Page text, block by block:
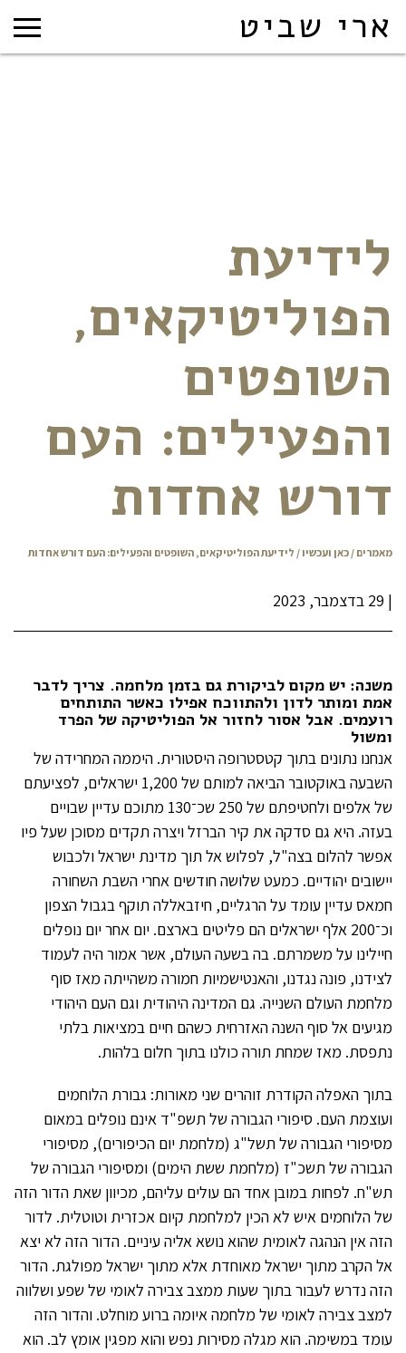
ארי שביט
לידיעת
הפוליטיקאים,
השופטים
והפעילים: העם
דורש אחדות
מאמרים / כאן ועכשיו / לידיעת הפוליטיקאים, השופטים והפעילים: העם דורש אחדות
| 29 בדצמבר, 2023
משנה: יש מקום לביקורת גם בזמן מלחמה. צריך לדבר
אמת ומותר לדון ולהתווכח אפילו כאשר התותחים
רועמים. אבל אסור לחזור אל הפוליטיקה של הפרד
ומשול
אנחנו נתונים בתוך קטסטרופה היסטורית. היממה המחרידה של
השבעה באוקטובר הביאה למותם של 1,200 ישראלים, לפציעתם
של אלפים ולחטיפתם של 250 שכ־130 מתוכם עדיין שבויים
בעזה. היא גם סדקה את קיר הברזל ויצרה תקדים מסוכן שעל פיו
אפשר להלום בצה"ל, לפלוש אל תוך מדינת ישראל ולכבוש
יישובים יהודיים. כמעט שלושה חודשים אחרי השבת השחורה
חמאס עדיין עומד על הרגליים, חיזבאללה תוקף בגבול הצפון
וכ־200 אלף ישראלים הם פליטים בארצם. יום אחר יום נופלים
חיילינו על משמרתם. בה בשעה העולם, אשר אמור היה לעמוד
לצידנו, פונה נגדנו, והאנטישמיות חמורה משהייתה מאז סוף
מלחמת העולם השנייה. גם המדינה היהודית וגם העם היהודי
מגיעים אל סוף השנה האזרחית כשהם חיים במציאות בלתי
נתפסת. מאז שמחת תורה כולנו בתוך חלום בלהות.
בתוך האפלה הקודרת זוהרים שני מאורות: גבורת הלוחמים
ועוצמת העם. סיפורי הגבורה של תשפ"ד אינם נופלים במאום
מסיפורי הגבורה של תשל"ג (מלחמת יום הכיפורים), מסיפורי
הגבורה של תשכ"ז (מלחמת ששת הימים) ומסיפורי הגבורה של
תש"ח. לפחות במובן אחד הם עולים עליהם, מכיוון שאת הדור הזה
של הלוחמים איש לא הכין למלחמת קיום אכזרית וטוטלית. לדור
הזה אין הנהגה לאומית שהוא נושא אליה עיניים. הדור הזה לא יצא
אל הקרב מתוך ישראל מאוחדת אלא מתוך ישראל מפולגת. הדור
הזה נדרש לעבור בתוך שעות ממצב צבירה לאומי של שפע ושלווה
למצב צבירה לאומי של מלחמה איומה ברוע מוחלט. והדור הזה
עומד במשימה. הוא מגלה מסירות נפש והוא מפגין אומץ לב. הוא